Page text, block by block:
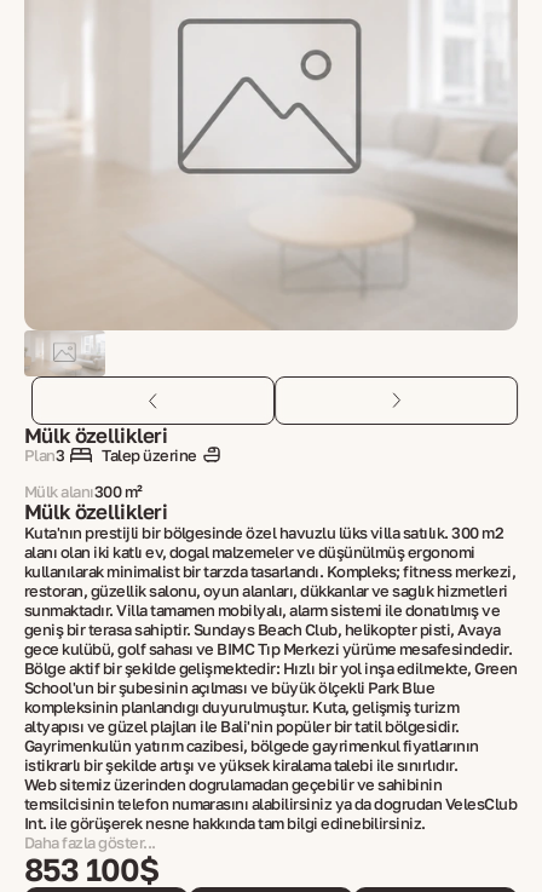
Mülk özellikleri
Plan3
Talep üzerine
Mülk alanı300 m²
Mülk özellikleri
Kuta'nın prestijli bir bölgesinde özel havuzlu lüks villa satılık. 300 m2
alanı olan iki katlı ev, doğal malzemeler ve düşünülmüş ergonomi
kullanılarak minimalist bir tarzda tasarlandı. Kompleks; fitness merkezi,
restoran, güzellik salonu, oyun alanları, dükkanlar ve sağlık hizmetleri
sunmaktadır. Villa tamamen mobilyalı, alarm sistemi ile donatılmış ve
geniş bir terasa sahiptir. Sundays Beach Club, helikopter pisti, Avaya
gece kulübü, golf sahası ve BIMC Tıp Merkezi yürüme mesafesindedir.
Bölge aktif bir şekilde gelişmektedir: Hızlı bir yol inşa edilmekte, Green
School'un bir şubesinin açılması ve büyük ölçekli Park Blue
kompleksinin planlandığı duyurulmuştur. Kuta, gelişmiş turizm
altyapısı ve güzel plajları ile Bali'nin popüler bir tatil bölgesidir.
Gayrimenkulün yatırım cazibesi, bölgede gayrimenkul fiyatlarının
istikrarlı bir şekilde artışı ve yüksek kiralama talebi ile sınırlıdır.
Web sitemiz üzerinden doğrulamadan geçebilir ve sahibinin
temsilcisinin telefon numarasını alabilirsiniz ya da doğrudan VelesClub
Int. ile görüşerek nesne hakkında tam bilgi edinebilirsiniz.
Daha fazla göster...
853 100$